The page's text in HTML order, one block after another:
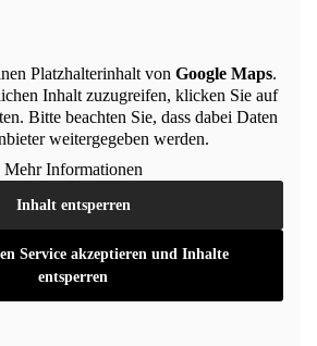
Platzhalterinhalt von Google Maps.
Inhalt zuzugreifen, klicken Sie auf
Bitte beachten Sie, dass dabei Daten
weitergegeben werden.
Mehr Informationen
Inhalt entsperren
Service akzeptieren und Inhalte
entsperren